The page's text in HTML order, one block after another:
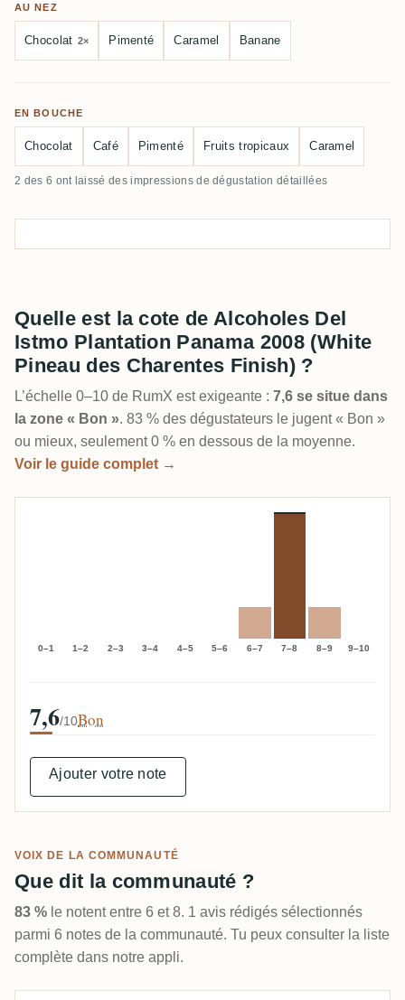
AU NEZ
Chocolat 2× Pimenté Caramel Banane
EN BOUCHE
Chocolat Café Pimenté Fruits tropicaux Caramel
2 des 6 ont laissé des impressions de dégustation détaillées
Quelle est la cote de Alcoholes Del
Istmo Plantation Panama 2008 (White
Pineau des Charentes Finish) ?
L’échelle 0–10 de RumX est exigeante : 7,6 se situe dans
la zone « Bon ». 83 % des dégustateurs le jugent « Bon »
ou mieux, seulement 0 % en dessous de la moyenne.
Voir le guide complet →
0–1 1–2 2–3 3–4 4–5 5–6 6–7 7–8 8–9 9–10
7,6/10Bon
Ajouter votre note
VOIX DE LA COMMUNAUTÉ
Que dit la communauté ?
83 % le notent entre 6 et 8. 1 avis rédigés sélectionnés
parmi 6 notes de la communauté. Tu peux consulter la liste
complète dans notre appli.